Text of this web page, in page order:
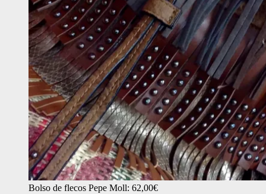
Bolso de flecos Pepe Moll: 62,00€